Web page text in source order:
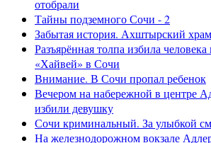
отобрали
Тайны подземного Сочи - 2
Забытая история. Ахштырский
Разъярённая толпа избила
«Хайвей» в Сочи
Внимание. В Сочи пропал ребенок
Вечером на набережной в центре
избили девушку
Сочи криминальный. За улыбкой
На железнодорожном вокзале